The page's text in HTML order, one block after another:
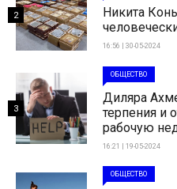
Никита
16:56 | 30-05-2024
2
ОБЩЕСТВО
Диляра
терпения и
рабочую
16:21 | 19-05-2024
3
ОБЩЕСТВО